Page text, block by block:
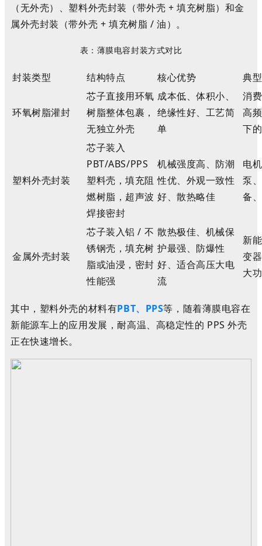
（无外壳）、塑料外壳封装（带外壳 + 填充树脂）和金
属外壳封装（带外壳 + 填充树脂 / 油）。
表 ： 薄膜电容封装方式对比
封装类型 结构特点 核心优势 典
环氧树脂灌封
芯子直接用环氧
树脂整体包裹，
无独立外壳
成本低、体积小、
绝缘性好、工艺简
单
消
高
下
塑料外壳封装
芯子装入
PBT/ABS/PPS
塑料壳，填充阻
燃树脂，超声波
焊接密封
机械强度高、防潮
性优、外观一致性
好、散热略佳
电
泵
备
金属外壳封装
芯子装入铝 / 不
锈钢壳，填充树
脂或油浸，密封
性能强
散热极佳、机械保
护最强、防爆性
好、适合高压大电
流
新
变
大
其中 ， 塑料外壳的材料有PBT、PPS等 ， 随着薄膜电容在
新能源车上的应用发展，耐高温、高稳定性的 PPS外壳
正在快速增长。